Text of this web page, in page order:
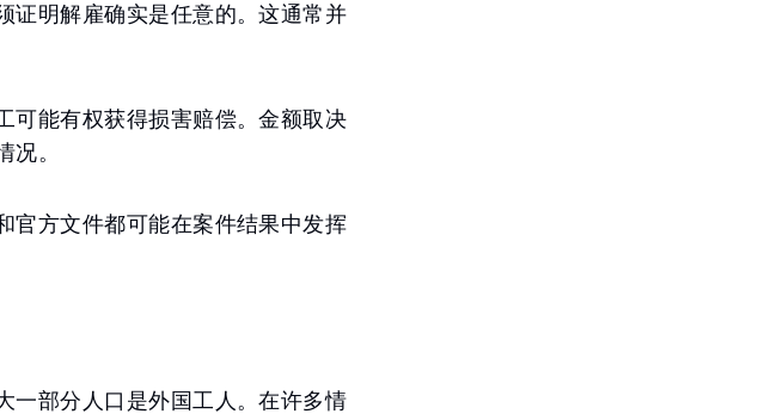
证明解雇确实是任意的。这通常并
可能有权获得损害赔偿。金额取决
。
官方文件都可能在案件结果中发挥
一部分人口是外国工人。在许多情